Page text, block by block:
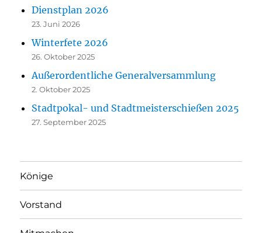
Dienstplan 2026
23. Juni 2026
Winterfete 2026
26. Oktober 2025
Außerordentliche Generalversammlung
2. Oktober 2025
Stadtpokal- und Stadtmeisterschießen 2025
27. September 2025
Könige
Vorstand